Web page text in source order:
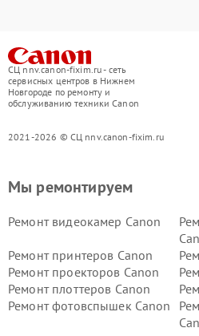
СЦ nnv.canon-fixim.ru - сеть
сервисных центров в Нижнем
Новгороде по ремонту и
обслуживанию техники Canon
2021-2026 © СЦ nnv.canon-fixim.ru
Мы ремонтируем
Ремонт видеокамер Canon
Ремонт принтеров Canon
Ремонт проекторов Canon
Ремонт плоттеров Canon
Ремонт фотовспышек Canon